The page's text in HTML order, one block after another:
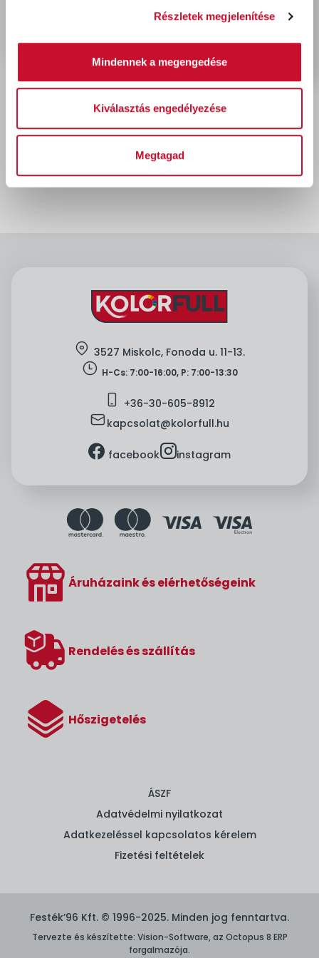
Részletek megjelenítése
Mindennek a megengedése
Kiválasztás engedélyezése
Megtagad
Dulux Nagyvilág Színei
Áruházaink és elérhetőségeink
Rendelés és szállítás
Hőszigetelés
ÁSZF
Adatvédelmi nyilatkozat
Adatkezeléssel kapcsolatos kérelem
Fizetési feltételek
location 3527 Miskolc, Fonoda u. 11-13.
clock H-Cs: 7:00-16:00, P: 7:00-13:30
mobile +36-30-605-8912
mailkapcsolat@kolorfull.hu
facebook facebookinstagraminstagram
Festék’96 Kft. © 1996-2025. Minden jog fenntartva.
Tervezte és készítette: Vision-Software, az Octopus 8 ERP
forgalmazója.